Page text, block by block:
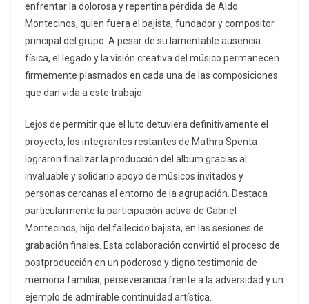
enfrentar la dolorosa y repentina pérdida de Aldo
Montecinos, quien fuera el bajista, fundador y compositor
principal del grupo. A pesar de su lamentable ausencia
física, el legado y la visión creativa del músico permanecen
firmemente plasmados en cada una de las composiciones
que dan vida a este trabajo.
Lejos de permitir que el luto detuviera definitivamente el
proyecto, los integrantes restantes de Mathra Spenta
lograron finalizar la producción del álbum gracias al
invaluable y solidario apoyo de músicos invitados y
personas cercanas al entorno de la agrupación. Destaca
particularmente la participación activa de Gabriel
Montecinos, hijo del fallecido bajista, en las sesiones de
grabación finales. Esta colaboración convirtió el proceso de
postproducción en un poderoso y digno testimonio de
memoria familiar, perseverancia frente a la adversidad y un
ejemplo de admirable continuidad artística.